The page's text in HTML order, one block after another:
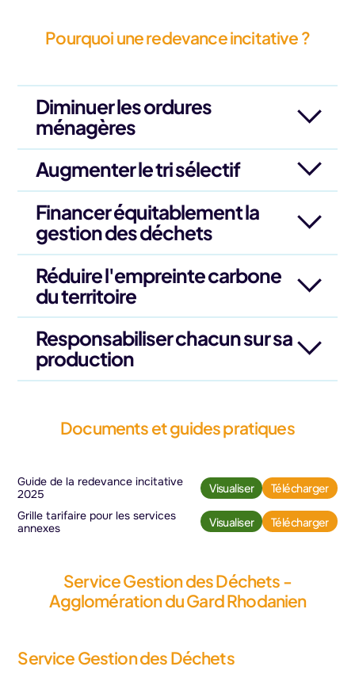
Pourquoi une redevance incitative ?
Diminuer les ordures
ménagères
Augmenter le tri sélectif
Financer équitablement la
gestion des déchets
Réduire l'empreinte carbone
du territoire
Responsabiliser chacun sur sa
production
Documents et guides pratiques
Guide de la redevance incitative
2025
Visualiser(nouvel onglet)
Télécharger
Grille tarifaire pour les services
annexes
Visualiser(nouvel onglet)
Télécharger
Service Gestion des Déchets -
Agglomération du Gard Rhodanien
Service Gestion des Déchets